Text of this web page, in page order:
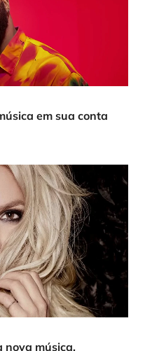
em sua conta
nova música,